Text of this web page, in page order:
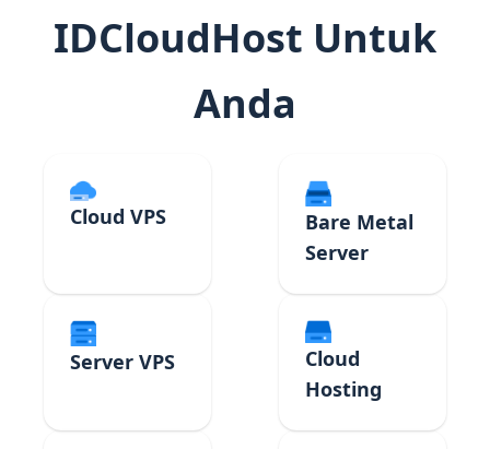
IDCloudHost Untuk
Anda
Cloud VPS
Bare Metal
Server
Server VPS
Cloud
Hosting